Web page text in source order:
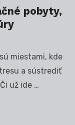
pobyty,
miestami, kde
a sústrediť
už ide …